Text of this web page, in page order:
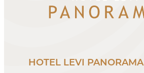
HOTEL LEVI PANORAMA